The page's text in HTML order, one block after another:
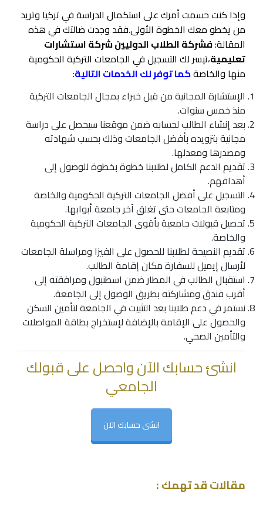
وإذا كنت حسمت أمرك على استكمال الدراسة في تركيا وتريد
من يخطو معك الخطوة الأولى.فقد وجدت ضالتك في هذه
المقالة:فشركة الطلاب الدوليين شركة استشارات
تعليمية،تيسر لك التسجيل في الجامعات التركية الحكومية
منها والخاصةكما توفر لك الخدمات التالية:
الإستشارة المجانية من قبل خبراء بمجال الجامعات التركية
منذ خمس سنوات.
بعد إنشاء الطالب لحسابه ضمن موقعنا سيحصل على دراسة
مجانية بتزويده بأفضل الجامعات وذلك بحسب شهادته
ومصدرها ومعدلها.
تقديم الدعم الكامل لطلابنا خطوة بخطوة للوصول إلى
أهدافهم.
التسجيل على أفضل الجامعات التركية الحكومية والخاصة
ومتابعة الجامعات حتى تغلق آخر جامعة أبوابها.
تحصيل قبولات جامعية بأقوى الجامعات التركية الحكومية
والخاصة.
تقديم النصيحة لطلابنا للحصول على الفيزا ومراسلة الجامعات
لأرسال إيميل للسفارة مكان إقامة الطالب.
استقبال الطالب في المطار ضمن اسطنبول ومرافقته إلى
أقرب فندق ومشاركته بطريق الوصول إلى الجامعة.
نستمر في دعم طلابنا بعد التثبيت في الجامعة لتأمين السكن
والحصول على الإقامة بالإضافة لإستخراج بطاقة المواصلات
والتأمين الصحي.
انشئ حسابك الآن واحصل على قبولك
الجامعي
انشى حسابك الآن
مقالات قد تهمك :